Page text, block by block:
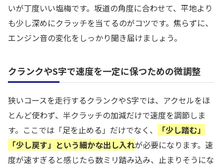
いが丁度いい塩梅です。坂道の角度に合わせて、平地より
も少し深めにクラッチを当てるのがコツです。焦らずに、
エンジン音の変化をしっかり聞き届けましょう。
クランクやS字で速度を一定に保つための微調整
狭いコースを走行するクランクやS字では、アクセルをほ
とんど使わず、半クラッチの加減だけで速度を調節しま
す。ここでは「足を止める」だけでなく、
「少し踏む」
「少し戻す」という細かな出し入れが必要になります。速
度が速すぎると感じたら数ミリ踏み込み、止まりそうにな